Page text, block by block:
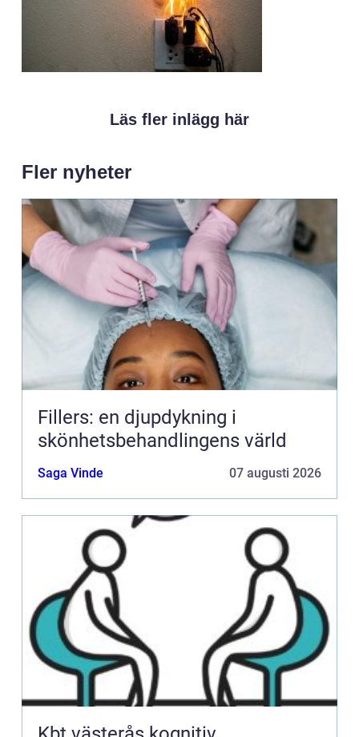
Läs fler inlägg här
Fler nyheter
Fillers: en djupdykning i
skönhetsbehandlingens värld
Saga Vinde 07 augusti 2026